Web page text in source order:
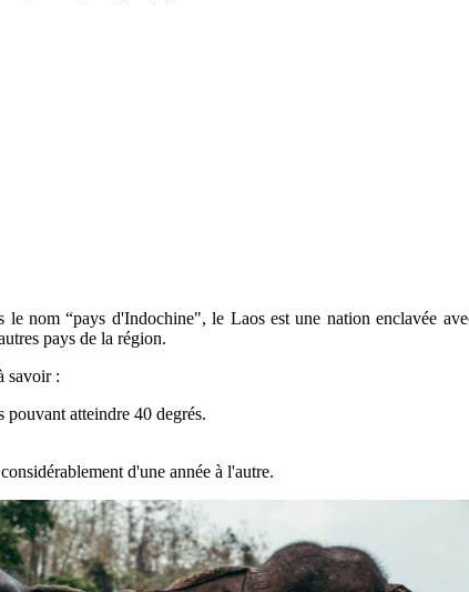
nom “pays d'Indochine", le Laos est une nation enclavée
pays de la région.
savoir :
pouvant atteindre 40 degrés.
d'une année à l'autre.